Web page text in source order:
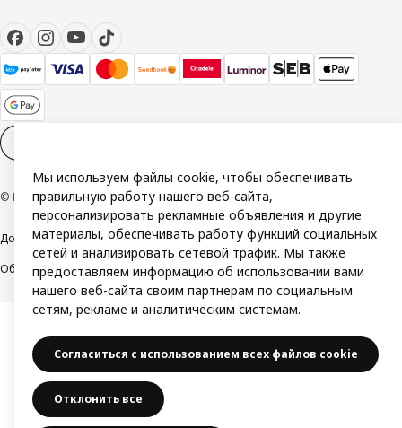
© Inter IKEA Systems B.V. 1999-2026
ДоступностьПолитика конфиденциальности и использования cookie
Общие условияСвяжитесь с нами
Мы используем файлы cookie, чтобы обеспечивать
правильную работу нашего веб-сайта,
персонализировать рекламные объявления и другие
материалы, обеспечивать работу функций социальных
сетей и анализировать сетевой трафик. Мы также
предоставляем информацию об использовании вами
нашего веб-сайта своим партнерам по социальным
сетям, рекламе и аналитическим системам.
Согласиться с использованием всех файлов cookie
Отклонить все